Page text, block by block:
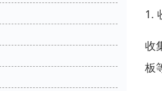
1.
收
板